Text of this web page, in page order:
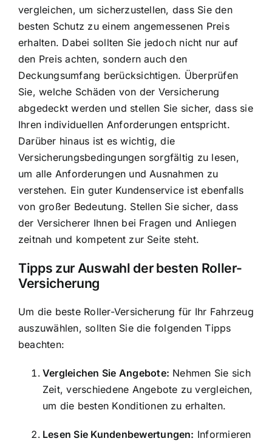
vergleichen, um sicherzustellen, dass Sie den
besten Schutz zu einem angemessenen Preis
erhalten. Dabei sollten Sie jedoch nicht nur auf
den Preis achten, sondern auch den
Deckungsumfang berücksichtigen. Überprüfen
Sie, welche Schäden von der Versicherung
abgedeckt werden und stellen Sie sicher, dass sie
Ihren individuellen Anforderungen entspricht.
Darüber hinaus ist es wichtig, die
Versicherungsbedingungen sorgfältig zu lesen,
um alle Anforderungen und Ausnahmen zu
verstehen. Ein guter Kundenservice ist ebenfalls
von großer Bedeutung. Stellen Sie sicher, dass
der Versicherer Ihnen bei Fragen und Anliegen
zeitnah und kompetent zur Seite steht.
Tipps zur Auswahl der besten Roller-
Versicherung
Um die beste Roller-Versicherung für Ihr Fahrzeug
auszuwählen, sollten Sie die folgenden Tipps
beachten:
Vergleichen Sie Angebote: Nehmen Sie sich
Zeit, verschiedene Angebote zu vergleichen,
um die besten Konditionen zu erhalten.
Lesen Sie Kundenbewertungen: Informieren